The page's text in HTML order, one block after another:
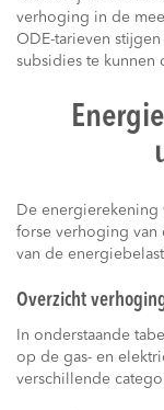
verhoging in de
ODE-tarieven
subsidies te kunnen
De
forse verhoging van
van de
Overzicht
In onderstaande
op de gas- en
verschillende